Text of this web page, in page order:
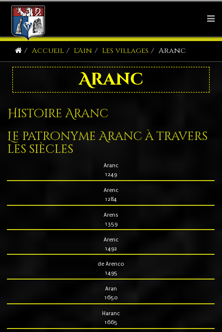
Accueil L'Ain Les villages Aranc
Aranc
Histoire Aranc
Le patronyme Aranc à travers
les siècles
Aranc
1249
Arenc
1284
Arens
1359
Arenc
1492
de Arenco
1495
Aran
1650
Haranc
1665